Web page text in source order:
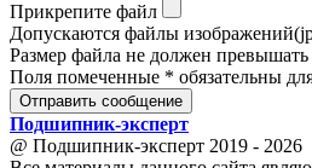
Прикрепите файл
Допускаются файлы
Размер файла не должен
Поля помеченные * обязательны
Отправить сообщение
Подшипник-эксперт
@ Подшипник-эксперт 2019 - 2026